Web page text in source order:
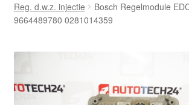
Algemene voorwaarden
Betalingen
Contact
Reg. d.w.z. injectie
Bosch Regelmodule
9664489780 0281014359